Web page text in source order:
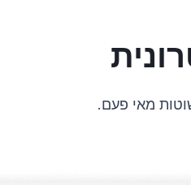
מאי פעם.